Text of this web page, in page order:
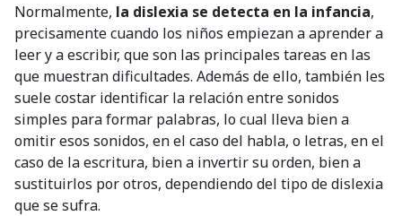
Normalmente, la dislexia se detecta en la infancia,
precisamente cuando los niños empiezan a aprender a
leer y a escribir, que son las principales tareas en las
que muestran dificultades. Además de ello, también les
suele costar identificar la relación entre sonidos
simples para formar palabras, lo cual lleva bien a
omitir esos sonidos, en el caso del habla, o letras, en el
caso de la escritura, bien a invertir su orden, bien a
sustituirlos por otros, dependiendo del tipo de dislexia
que se sufra.